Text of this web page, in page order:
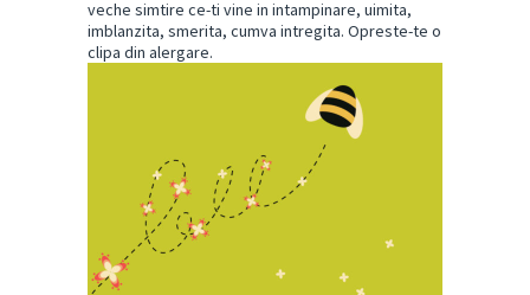
veche simtire ce-ti vine in intampinare, uimita,
imblanzita, smerita, cumva intregita. Opreste-te o
clipa din alergare.